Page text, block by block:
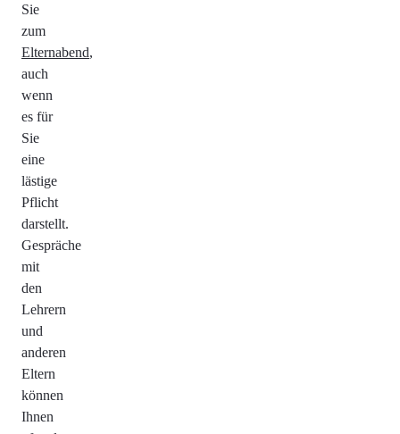
Sie
zum
Elternabend,
auch
wenn
es für
Sie
eine
lästige
Pflicht
darstellt.
Gespräche
mit
den
Lehrern
und
anderen
Eltern
können
Ihnen